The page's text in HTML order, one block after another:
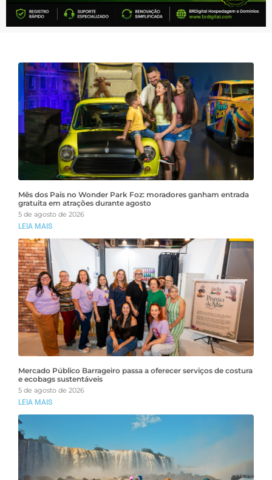
Mês dos Pais no Wonder Park Foz: moradores ganham entrada
gratuita em atrações durante agosto
5 de agosto de 2026
LEIA MAIS
Mercado Público Barrageiro passa a oferecer serviços de costura
e ecobags sustentáveis
5 de agosto de 2026
LEIA MAIS